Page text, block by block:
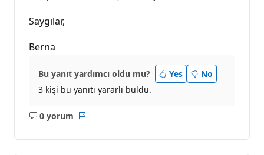
Saygılar,
Berna
Bu yanıt yardımcı oldu mu? Yes
No
3 kişi bu yanıtı yararlı buldu.
0 yorum
Açıklama